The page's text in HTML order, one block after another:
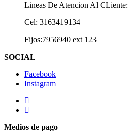
Lineas De Atencion Al CLiente:
Cel: 3163419134
Fijos:7956940 ext 123
SOCIAL
Facebook
Instagram
Medios de pago